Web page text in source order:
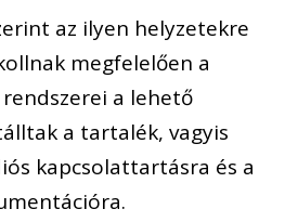
az ilyen helyzetekre
megfelelően a
a lehető
a tartalék, vagyis
kapcsolattartásra és a